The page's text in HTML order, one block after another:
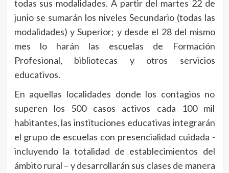
todas sus modalidades. A partir del martes 22 de
junio se sumarán los niveles Secundario (todas las
modalidades) y Superior; y desde el 28 del mismo
mes lo harán las escuelas de Formación
Profesional, bibliotecas y otros servicios
educativos.
En aquellas localidades donde los contagios no
superen los 500 casos activos cada 100 mil
habitantes, las instituciones educativas integrarán
el grupo de escuelas con presencialidad cuidada -
incluyendo la totalidad de establecimientos del
ámbito rural – y desarrollarán sus clases de manera